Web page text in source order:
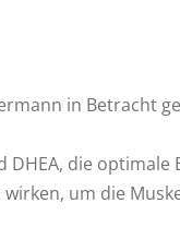
in Betracht
die
um die